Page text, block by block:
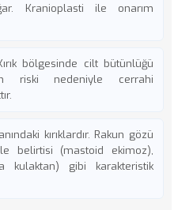
Kranioplasti ile onarım
bölgesinde cilt bütünlüğü
riski nedeniyle cerrahi
kırıklardır. Rakun gözü
belirtisi (mastoid ekimoz),
kulaktan) gibi karakteristik